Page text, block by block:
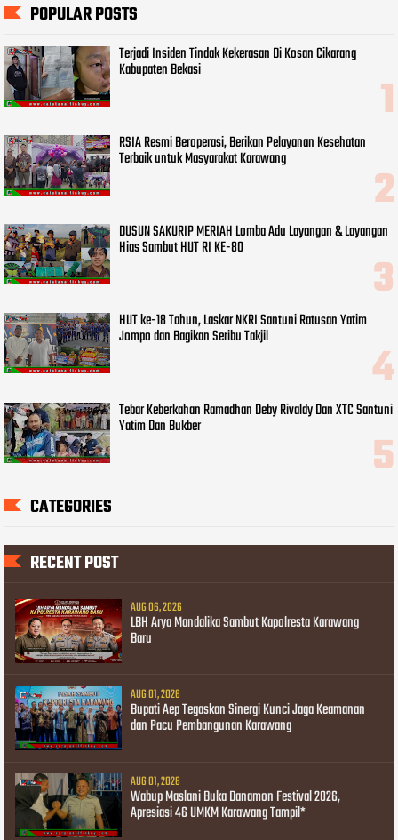
POPULAR POSTS
Terjadi Insiden Tindak Kekerasan Di Kosan Cikarang
Kabupaten Bekasi
RSIA Resmi Beroperasi, Berikan Pelayanan Kesehatan
Terbaik untuk Masyarakat Karawang
DUSUN SAKURIP MERIAH Lomba Adu Layangan & Layangan
Hias Sambut HUT RI KE-80
HUT ke-18 Tahun, Laskar NKRI Santuni Ratusan Yatim
Jompo dan Bagikan Seribu Takjil
Tebar Keberkahan Ramadhan Deby Rivaldy Dan XTC Santuni
Yatim Dan Bukber
CATEGORIES
RECENT POST
AUG 06, 2026
LBH Arya Mandalika Sambut Kapolresta Karawang
Baru
AUG 01, 2026
Bupati Aep Tegaskan Sinergi Kunci Jaga Keamanan
dan Pacu Pembangunan Karawang
AUG 01, 2026
Wabup Maslani Buka Danamon Festival 2026,
Apresiasi 46 UMKM Karawang Tampil*